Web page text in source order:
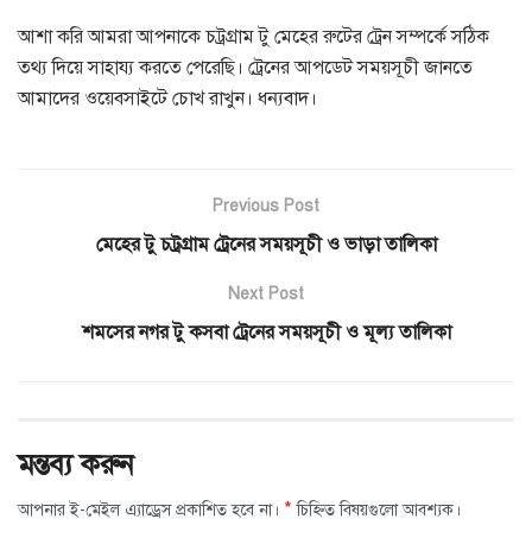
আশা করি আমরা আপনাকে চট্রগ্রাম টু মেহের রুটের ট্রেন সম্পর্কে সঠিক
তথ্য দিয়ে সাহায্য করতে পেরেছি। ট্রেনের আপডেট সময়সূচী জানতে
আমাদের ওয়েবসাইটে চোখ রাখুন। ধন্যবাদ।
Previous Post
মেহের টু চট্রগ্রাম ট্রেনের সময়সূচী ও ভাড়া তালিকা
Next Post
শমসের নগর টু কসবা ট্রেনের সময়সূচী ও মূল্য তালিকা
মন্তব্য করুন
আপনার ই-মেইল এ্যাড্রেস প্রকাশিত হবে না। * চিহ্নিত বিষয়গুলো আবশ্যক।